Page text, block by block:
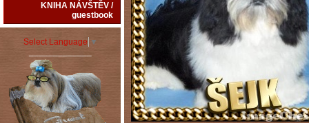
KNIHA NÁVŠTĚV /
guestbook
Select Language ▼